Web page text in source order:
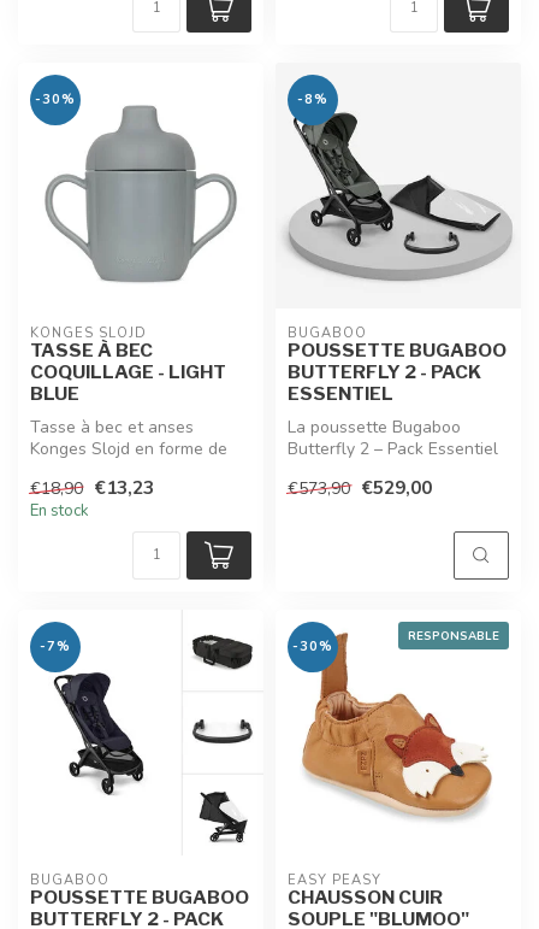
-30%
KONGES SLOJD
TASSE À BEC
COQUILLAGE - LIGHT
BLUE
Tasse à bec et anses
Konges Slojd en forme de
colo...
€18,90 €13,23
En stock
-8%
BUGABOO
POUSSETTE BUGABOO
BUTTERFLY 2 - PACK
ESSENTIEL
La poussette Bugaboo
Butterfly 2 – Pack Essentiel
Li...
€573,90 €529,00
-7%
BUGABOO
POUSSETTE BUGABOO
BUTTERFLY 2 - PACK
RESPONSABLE
-30%
EASY PEASY
CHAUSSON CUIR
SOUPLE "BLUMOO"